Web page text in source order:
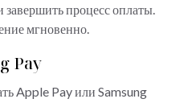
процесс оплаты.
мгновенно.
Pay
Apple Pay или Samsung